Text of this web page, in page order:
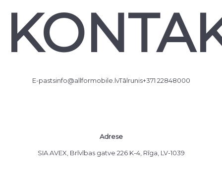
E-pastsinfo@allformobile.lvTālrunis+371 22848000
Adrese
SIA AVEX, Brīvības gatve 226 K-4, Rīga, LV-1039